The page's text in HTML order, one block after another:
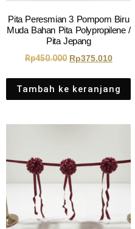
Pita Peresmian 3 Pompom Biru
Muda Bahan Pita Polypropilene /
Pita Jepang
Rp450.000 Rp375.010
Tambah ke keranjang